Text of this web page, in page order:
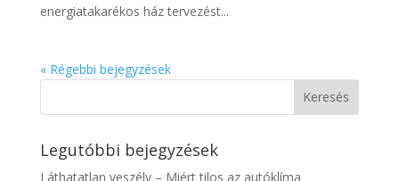
energiatakarékos ház tervezést...
« Régebbi bejegyzések
Legutóbbi bejegyzések
Láthatatlan veszély – Miért tilos az autóklíma